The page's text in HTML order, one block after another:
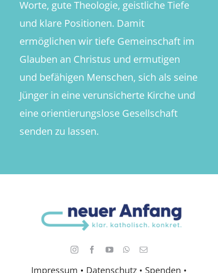
Impressum • Datenschutz • Spenden •
Worte, gute Theologie, geistliche Tiefe
und klare Positionen. Damit
ermöglichen wir tiefe Gemeinschaft im
Glauben an Christus und ermutigen
und befähigen Menschen, sich als seine
Jünger in eine verunsicherte Kirche und
eine orientierungslose Gesellschaft
senden zu lassen.